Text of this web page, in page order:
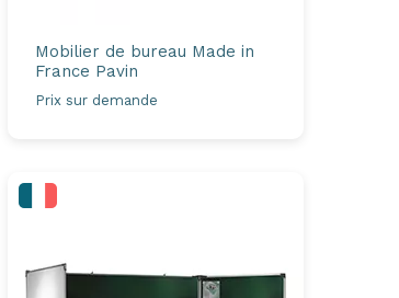
Mobilier de bureau Made in
France Pavin
Prix sur demande